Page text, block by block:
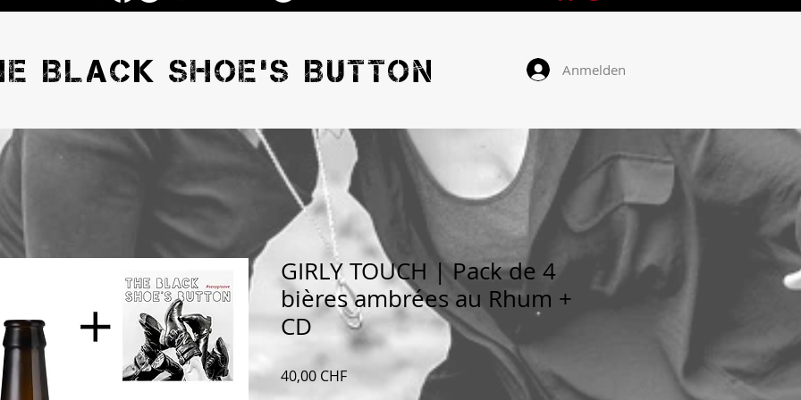
BLACK SHOE'S BUTTON Anmelden
GIRLY TOUCH | Pack de 4
bières ambrées au Rhum +
CD
40,00 CHFPreis